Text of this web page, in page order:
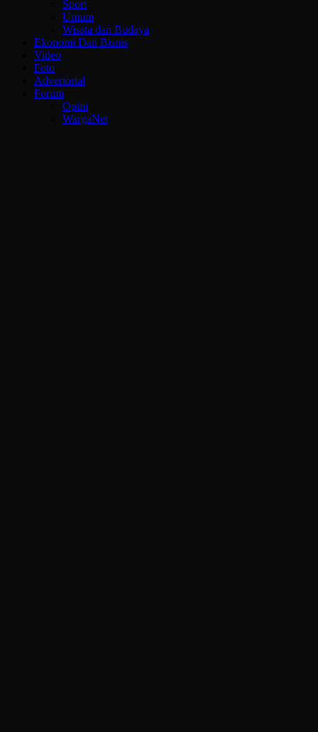
Sport
Umum
Wisata dan Budaya
Ekonomi Dan Bisnis
Video
Foto
Advertorial
Forum
Opini
WargaNet